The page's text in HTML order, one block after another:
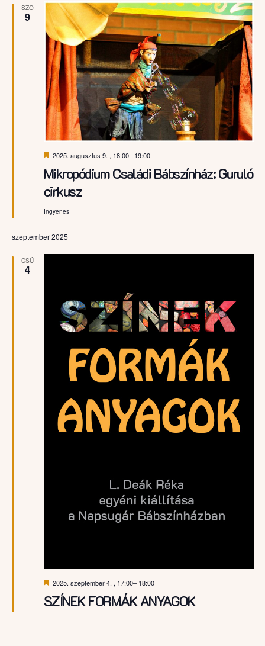
SZO
9
Mikropódium Családi Bábszínház: Guruló
cirkusz
Kiemelt
2025. augusztus 9. , 18:00– 19:00
Ingyenes
szeptember 2025
CSÜ
4
SZÍNEK FORMÁK ANYAGOK
Kiemelt
2025. szeptember 4. , 17:00– 18:00